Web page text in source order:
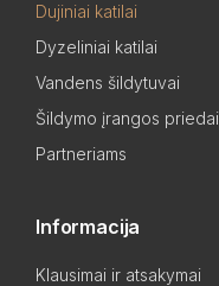
Dujiniai katilai
Dyzeliniai katilai
Vandens šildytuvai
Šildymo įrangos priedai
Partneriams
Informacija
Klausimai ir atsakymai